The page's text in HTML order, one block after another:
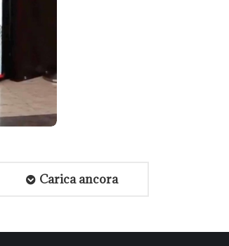
Carica ancora